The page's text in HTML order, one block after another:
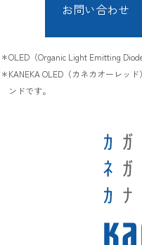
お問い合わせ
OLED（Organic Light Emitting
KANEKA OLED（カネカオーレッ
ンドです。